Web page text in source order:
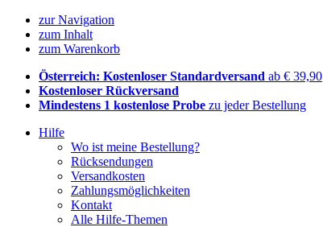
zur Navigation
zum Inhalt
zum Warenkorb
Österreich: Kostenloser Standardversand ab € 39,90
Kostenloser Rückversand
Mindestens 1 kostenlose Probe zu jeder Bestellung
Hilfe
Wo ist meine Bestellung?
Rücksendungen
Versandkosten
Zahlungsmöglichkeiten
Kontakt
Alle Hilfe-Themen